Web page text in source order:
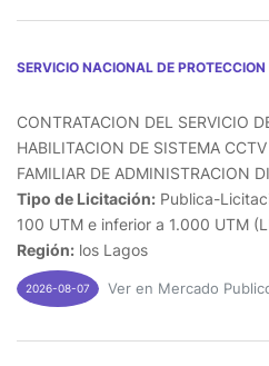
SERVICIO NACIONAL DE
CONTRATACION DEL SERVICIO
HABILITACION DE SISTEMA
FAMILIAR DE ADMINISTRACION
Tipo de Licitación: Publica-
100 UTM e inferior a 1.000 UTM
Región: los Lagos
2026-08-07 Ver en Mercado